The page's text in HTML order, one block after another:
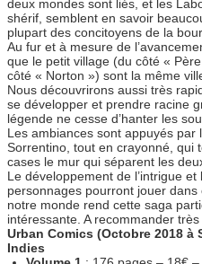
deux mondes sont liés, et les
shérif, semblent en savoir
plupart des concitoyens de la
Au fur et à mesure de
que le petit village (du côté «
côté « Norton ») sont la même
Nous découvrirons aussi très
se développer et prendre racine
légende ne cesse d’hanter les
Les ambiances sont appuyés par
Sorrentino, tout en crayonné, qui
cases le mur qui séparent les
Le développement de l’intrigue
personnages pourront jouer
notre monde rend cette saga
intéressante. A recommander très
Urban Comics (Octobre 2018 à
Indies